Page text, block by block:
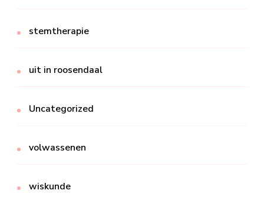
stemtherapie
uit in roosendaal
Uncategorized
volwassenen
wiskunde